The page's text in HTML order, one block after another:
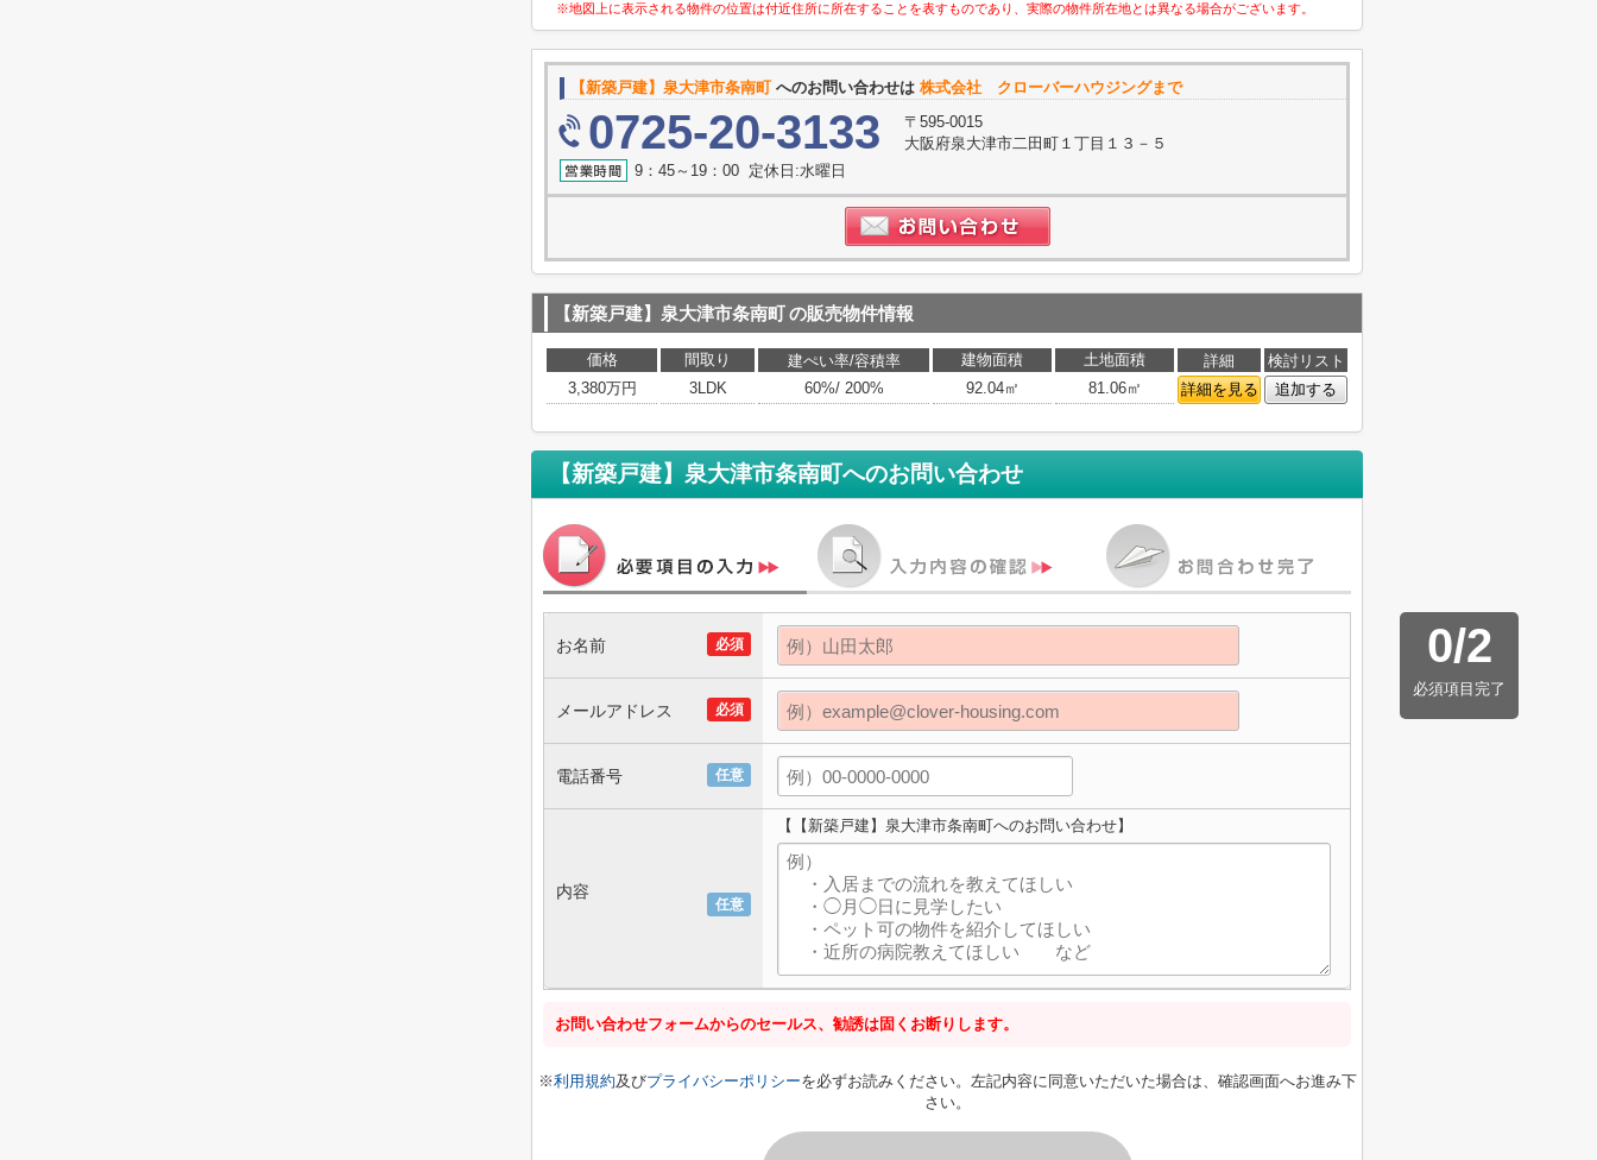
※地図上に表示される物件の位置は付近住所に所在することを表すものであり、実際の物件所在地とは異なる場合がございます。
【新築戸建】泉大津市条南町へのお問い合わせは 株式会社 クローバーハウジングまで
0725-20-3133
〒595-0015
大阪府泉大津市二田町１丁目１３－５
9：45～19：00 定休日:水曜日
【新築戸建】泉大津市条南町の販売物件情報
価格 間取り 建ぺい率/容積率 建物面積 土地面積 詳細
検討リスト
3,380万円
3LDK 60%/ 200% 92.04㎡ 81.06㎡ 詳細を見る 追加する
【新築戸建】泉大津市条南町へのお問い合わせ
0/2
必須項目完了
必須
お名前
必須
メールアドレス
任意
電話番号
任意
内容
【【新築戸建】泉大津市条南町へのお問い合わせ】
お問い合わせフォームからのセールス、勧誘は固くお断りします。
※利用規約及びプライバシーポリシーを必ずお読みください。左記内容に同意いただいた場合は、確認画面へお進み下
さい。